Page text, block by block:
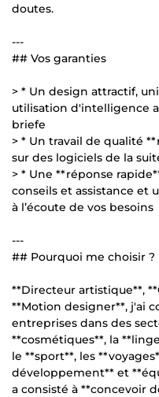
doutes.
---
## Vos garanties
> * Un design attractif,
utilisation d'intelligence
briefe
> * Un travail de qualité
sur des logiciels de la
> * Une **réponse
conseils et assistance et
à l’écoute de vos besoins
---
## Pourquoi me choisir ?
**Directeur artistique**,
**Motion designer**, j'ai
entreprises dans des
**cosmétiques**, la
le **sport**, les
développement** et
a consisté à **concevoir